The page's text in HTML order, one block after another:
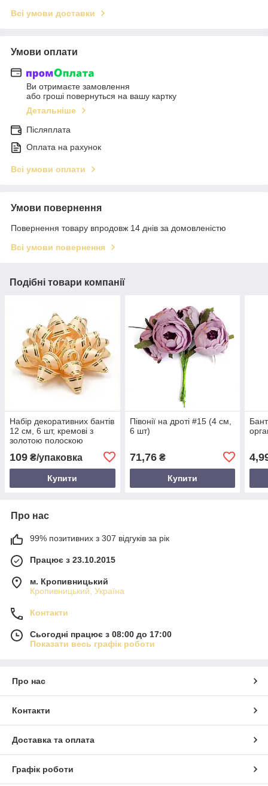
Всі умови доставки
Умови оплати
Ви отримаєте замовлення
або гроші повернуться на вашу картку
Детальніше
Післяплата
Оплата на рахунок
Всі умови оплати
Умови повернення
Повернення товару впродовж 14 днів за домовленістю
Всі умови повернення
Подібні товари компанії
Набір декоративних бантів
12 см, 6 шт, кремові з
золотою полоскою
109 ₴/упаковка
Купити
Півонії на дроті #15 (4 см,
6 шт)
71,76₴
Купити
Про нас
99% позитивних з 307 відгуків за рік
Працює з 23.10.2015
м. Кропивницький
Кропивницький, Україна
Контакти
Сьогодні працює з 08:00 до 17:00
Показати весь графік роботи
Про нас
Контакти
Доставка та оплата
Графік роботи